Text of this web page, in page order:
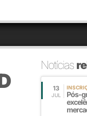
Notícias
13
JUL
Pós-